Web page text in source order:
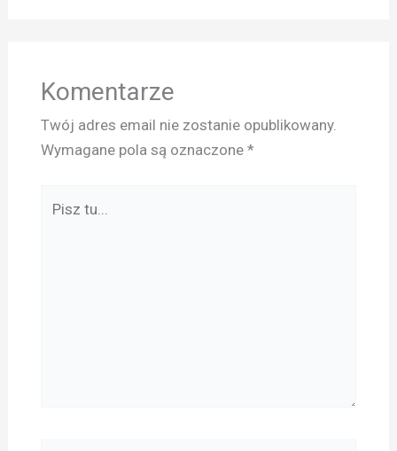
Komentarze
Twój adres email nie zostanie opublikowany.
Wymagane pola są oznaczone *